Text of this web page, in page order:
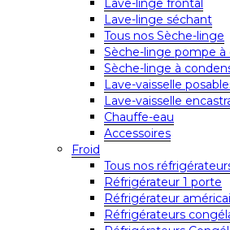
Lave-linge frontal
Lave-linge séchant
Tous nos Sèche-linge
Sèche-linge pompe à
Sèche-linge à
Lave-vaisselle
Lave-vaisselle
Chauffe-eau
Accessoires
Froid
Tous nos
Réfrigérateur 1 porte
Réfrigérateur
Réfrigérateurs